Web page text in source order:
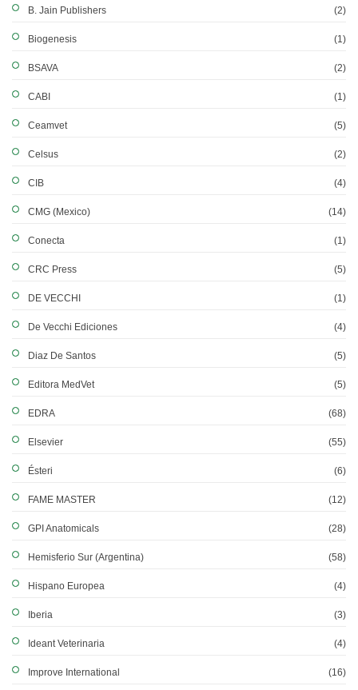
B. Jain Publishers (2)
Biogenesis (1)
BSAVA (2)
CABI (1)
Ceamvet (5)
Celsus (2)
CIB (4)
CMG (Mexico) (14)
Conecta (1)
CRC Press (5)
DE VECCHI (1)
De Vecchi Ediciones (4)
Diaz De Santos (5)
Editora MedVet (5)
EDRA (68)
Elsevier (55)
Ésteri (6)
FAME MASTER (12)
GPI Anatomicals (28)
Hemisferio Sur (Argentina) (58)
Hispano Europea (4)
Iberia (3)
Ideant Veterinaria (4)
Improve International (16)